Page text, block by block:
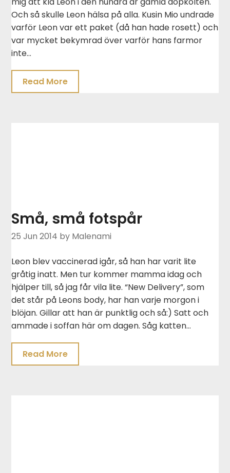
Och så skulle Leon hälsa på alla. Kusin Mio undrade
varför Leon var ett paket (då han hade rosett) och
var mycket bekymrad över varför hans farmor
inte…
Read More
Små, små fotspår
25 Jun 2014 by Malenami
Leon blev vaccinerad igår, så han har varit lite
gråtig inatt. Men tur kommer mamma idag och
hjälper till, så jag får vila lite. “New Delivery”, som
det står på Leons body, har han varje morgon i
blöjan. Gillar att han är punktlig och så:) Satt och
ammade i soffan här om dagen. Såg katten…
Read More